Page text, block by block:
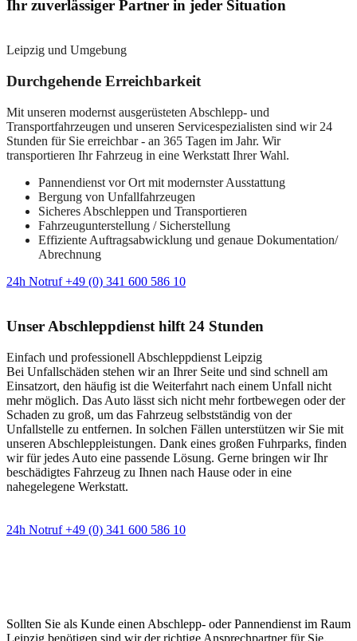
Ihr zuverlässiger Partner in jeder Situation
Leipzig und Umgebung
Durchgehende Erreichbarkeit
Mit unseren modernst ausgerüsteten Abschlepp- und
Transportfahrzeugen und unseren Servicespezialisten sind wir 24
Stunden für Sie erreichbar - an 365 Tagen im Jahr. Wir
transportieren Ihr Fahrzeug in eine Werkstatt Ihrer Wahl.
Pannendienst vor Ort mit modernster Ausstattung
Bergung von Unfallfahrzeugen
Sicheres Abschleppen und Transportieren
Fahrzeugunterstellung / Sicherstellung
Effiziente Auftragsabwicklung und genaue Dokumentation/
Abrechnung
24h Notruf +49 (0) 341 600 586 10
Unser Abschleppdienst hilft 24 Stunden
Einfach und professionell Abschleppdienst Leipzig
Bei Unfallschäden stehen wir an Ihrer Seite und sind schnell am
Einsatzort, den häufig ist die Weiterfahrt nach einem Unfall nicht
mehr möglich. Das Auto lässt sich nicht mehr fortbewegen oder der
Schaden zu groß, um das Fahrzeug selbstständig von der
Unfallstelle zu entfernen. In solchen Fällen unterstützen wir Sie mit
unseren Abschleppleistungen. Dank eines großen Fuhrparks, finden
wir für jedes Auto eine passende Lösung. Gerne bringen wir Ihr
beschädigtes Fahrzeug zu Ihnen nach Hause oder in eine
nahegelegene Werkstatt.
24h Notruf +49 (0) 341 600 586 10
Sollten Sie als Kunde einen Abschlepp- oder Pannendienst im Raum
Leipzig benötigen sind wir der richtige Ansprechpartner für Sie.